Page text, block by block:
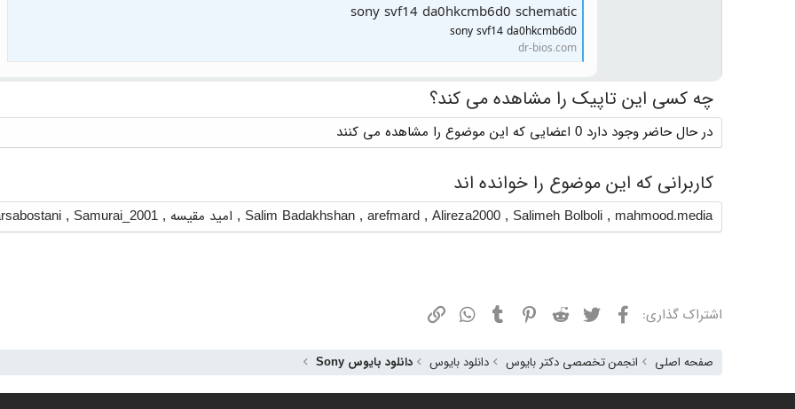
sony svf14 da0hkcmb6d0 schematic
sony svf14 da0hkcmb6d0
dr-bios.com
چه کسی این تاپیک را مشاهده می کند؟
در حال حاضر وجود دارد 0 اعضایی که این موضوع را مشاهده می کنند
کاربرانی که این موضوع را خوانده اند
mahmood.media
,
Salimeh Bolboli
,
Alireza2000
,
arefmard
,
Salim Badakhshan
, امید مقیسه ,
Samurai_2001
,
اشتراک گذاری: فیسبوکتوییتر ردیت پینترستتامبلر واتسپ
صفحه اصلی انجمن تخصصی دکتر بایوس دانلود بایوس دانلود بایوس Sony